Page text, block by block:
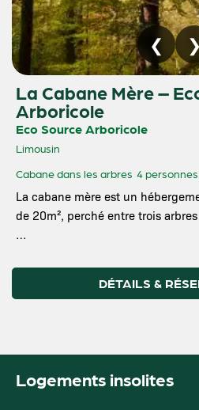
La Cabane Mère –
Arboricole
Eco Source Arboricole
Limousin
Cabane dans les arbres 4 personnes
La cabane mère est un
de 20m², perché entre trois
…
DÉTAILS &
Logements insolites